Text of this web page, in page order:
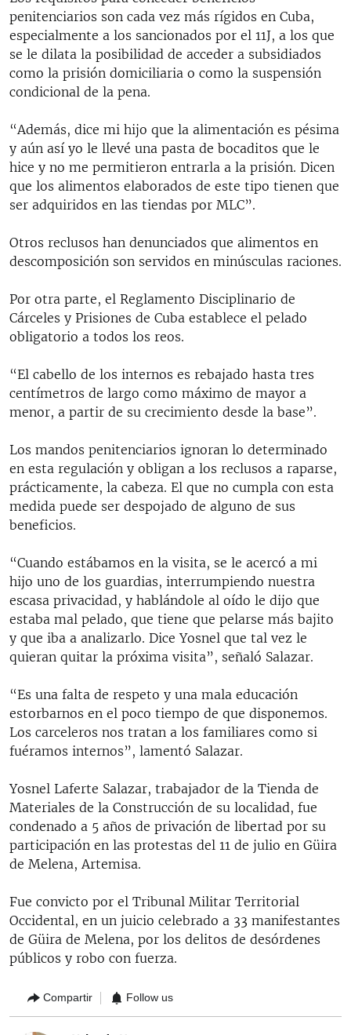
penitenciarios son cada vez más rígidos en Cuba,
especialmente a los sancionados por el 11J, a los que
se le dilata la posibilidad de acceder a subsidiados
como la prisión domiciliaria o como la suspensión
condicional de la pena.
“Además, dice mi hijo que la alimentación es pésima
y aún así yo le llevé una pasta de bocaditos que le
hice y no me permitieron entrarla a la prisión. Dicen
que los alimentos elaborados de este tipo tienen que
ser adquiridos en las tiendas por MLC”.
Otros reclusos han denunciados que alimentos en
descomposición son servidos en minúsculas raciones.
Por otra parte, el Reglamento Disciplinario de
Cárceles y Prisiones de Cuba establece el pelado
obligatorio a todos los reos.
“El cabello de los internos es rebajado hasta tres
centímetros de largo como máximo de mayor a
menor, a partir de su crecimiento desde la base”.
Los mandos penitenciarios ignoran lo determinado
en esta regulación y obligan a los reclusos a raparse,
prácticamente, la cabeza. El que no cumpla con esta
medida puede ser despojado de alguno de sus
beneficios.
“Cuando estábamos en la visita, se le acercó a mi
hijo uno de los guardias, interrumpiendo nuestra
escasa privacidad, y hablándole al oído le dijo que
estaba mal pelado, que tiene que pelarse más bajito
y que iba a analizarlo. Dice Yosnel que tal vez le
quieran quitar la próxima visita”, señaló Salazar.
“Es una falta de respeto y una mala educación
estorbarnos en el poco tiempo de que disponemos.
Los carceleros nos tratan a los familiares como si
fuéramos internos”, lamentó Salazar.
Yosnel Laferte Salazar, trabajador de la Tienda de
Materiales de la Construcción de su localidad, fue
condenado a 5 años de privación de libertad por su
participación en las protestas del 11 de julio en Güira
de Melena, Artemisa.
Fue convicto por el Tribunal Militar Territorial
Occidental, en un juicio celebrado a 33 manifestantes
de Güira de Melena, por los delitos de desórdenes
públicos y robo con fuerza.
Compartir Follow us